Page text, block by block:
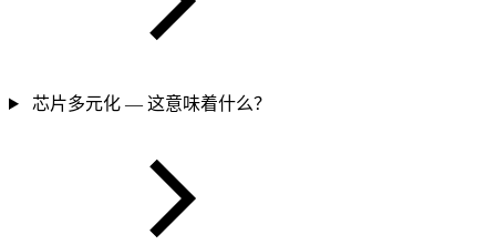
芯片多元化 — 这意味着什么？